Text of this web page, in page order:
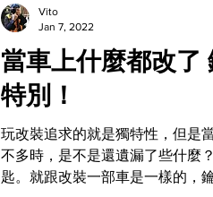
當車上什麼都改了 鑰匙更不能不
特別！
玩改裝追求的就是獨特性，但是
不多時，是不是還遺漏了些什麼
匙。就跟改裝一部車是一樣的，
Vito
Jan 7, 2022